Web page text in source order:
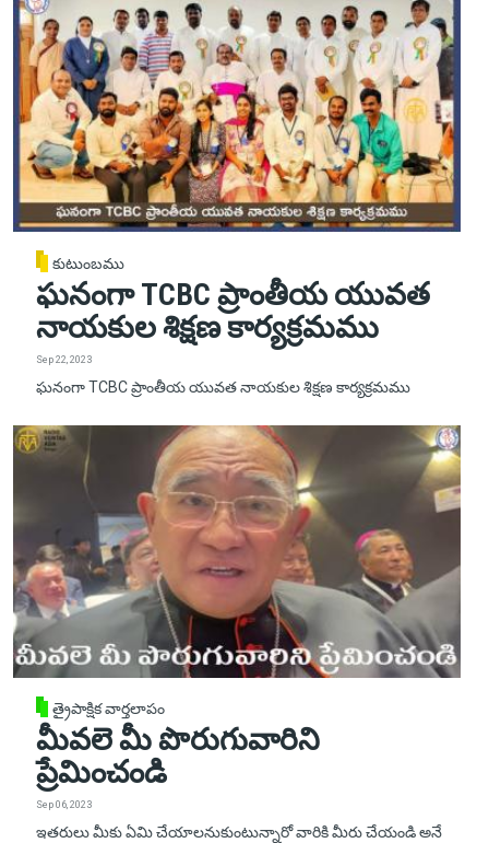
కుటుంబము
ఘనంగా TCBC ప్రాంతీయ యువత
నాయకుల శిక్షణ కార్యక్రమము
Sep 22, 2023
ఘనంగా TCBC ప్రాంతీయ యువత నాయకుల శిక్షణ కార్యక్రమము
త్రైపాక్షిక వార్తలాపం
మీవలె మీ పొరుగువారిని
ప్రేమించండి
Sep 06, 2023
ఇతరులు మీకు ఏమి చేయాలనుకుంటున్నారో వారికి మీరు చేయండి అనే